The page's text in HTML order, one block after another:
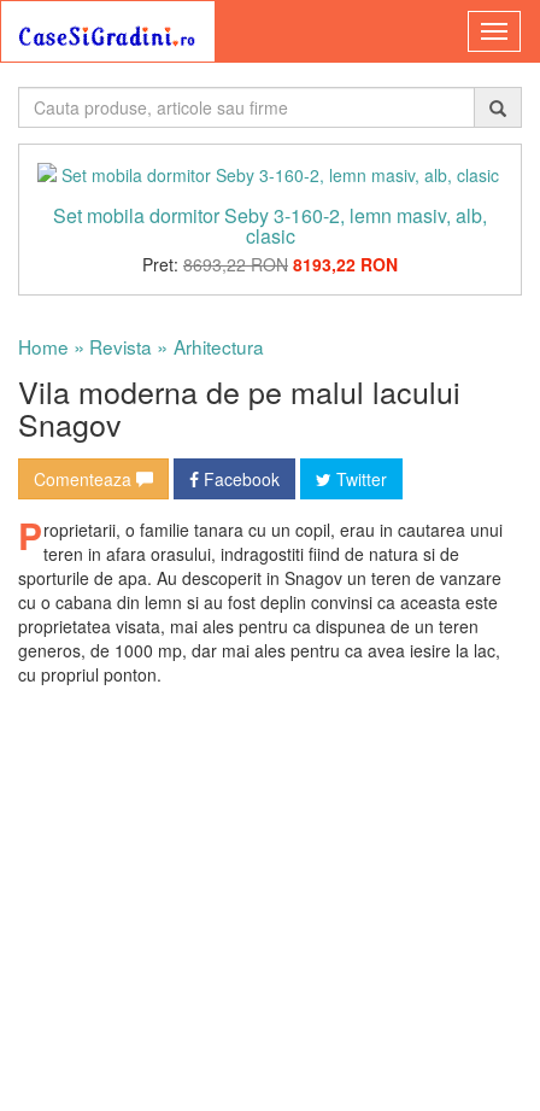
Set mobila dormitor Seby 3-160-2, lemn masiv, alb,
clasic
Pret: 8693,22 RON 8193,22 RON
Home » Revista » Arhitectura
Vila moderna de pe malul lacului
Snagov
Comenteaza Facebook Twitter
Proprietarii, o familie tanara cu un copil, erau in cautarea unui
teren in afara orasului, indragostiti fiind de natura si de
sporturile de apa. Au descoperit in Snagov un teren de vanzare
cu o cabana din lemn si au fost deplin convinsi ca aceasta este
proprietatea visata, mai ales pentru ca dispunea de un teren
generos, de 1000 mp, dar mai ales pentru ca avea iesire la lac,
cu propriul ponton.